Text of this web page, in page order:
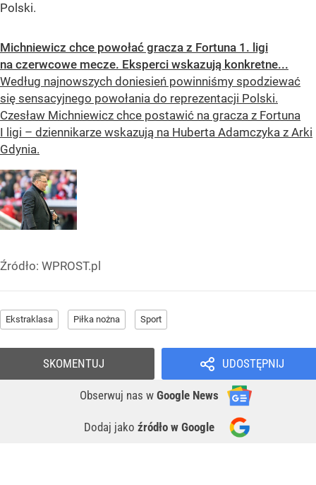
Polski.
Michniewicz chce powołać gracza z Fortuna 1. ligi
na czerwcowe mecze. Eksperci wskazują konkretne...
Według najnowszych doniesień powinniśmy spodziewać
się sensacyjnego powołania do reprezentacji Polski.
Czesław Michniewicz chce postawić na gracza z Fortuna
I ligi – dziennikarze wskazują na Huberta Adamczyka z Arki
Gdynia.
Źródło: WPROST.pl
Ekstraklasa Piłka nożna Sport
UDOSTĘPNIJ
Obserwuj nas w Google News
Dodaj jako źródło w Google
SKOMENTUJ